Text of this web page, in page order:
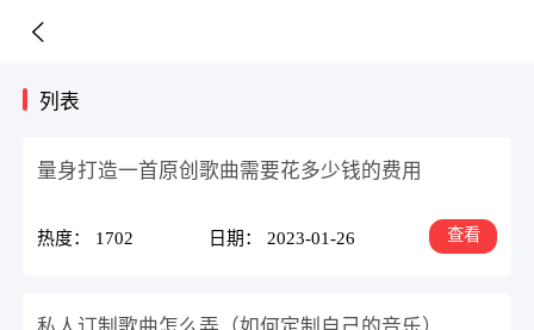
列表
量身打造一首原创歌曲需要花多少钱的费用
热度： 1702 日期： 2023-01-26 查看